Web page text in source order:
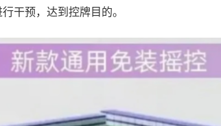
干预，达到控牌目的。